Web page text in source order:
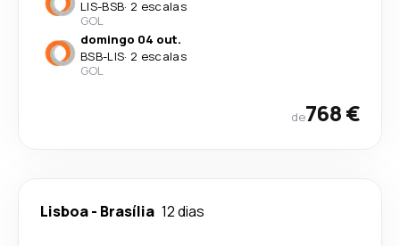
LIS-BSB· 2 escalas
GOL
domingo 04 out.
BSB-LIS· 2 escalas
GOL
de768 €
Lisboa- Brasília 12 dias